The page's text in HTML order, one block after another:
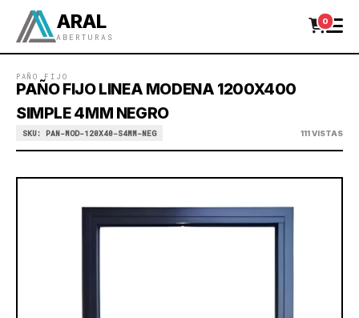
ARAL
ABERTURAS
0
PAÑO FIJO
PAÑO FIJO LINEA MODENA 1200X400
SIMPLE 4MM NEGRO
SKU: PAN-MOD-120X40-S4MM-NEG 111 VISTAS